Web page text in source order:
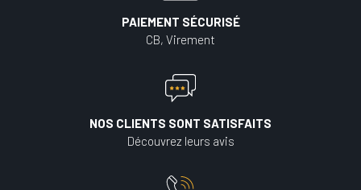
PAIEMENT SÉCURISÉ
CB, Virement
NOS CLIENTS SONT SATISFAITS
Découvrez leurs avis